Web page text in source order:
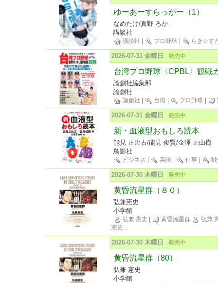
ゆーあーすらっがー（1）
なめたけ/真野 ろか
講談社
講談社 プロ野球 らき☆す
2026-07-31 金曜日 発売中
台湾プロ野球〈CPBL〉観戦
論創社編集部
論創社
論創社 台湾 プロ野球
2026-07-31 金曜日 発売中
新・血液型おもしろ読本
能見 正比古/能見 俊賢/金澤 正由樹
鳥影社
ビジネス 英語 仕事 戦
2026-07-30 木曜日 発売中
黄昏流星群（８０）
弘兼憲史
小学館
弘兼 憲史 黄昏流星群,
弘兼
憲史 ...
2026-07-30 木曜日 発売中
黄昏流星群（80）
弘兼 憲史
小学館